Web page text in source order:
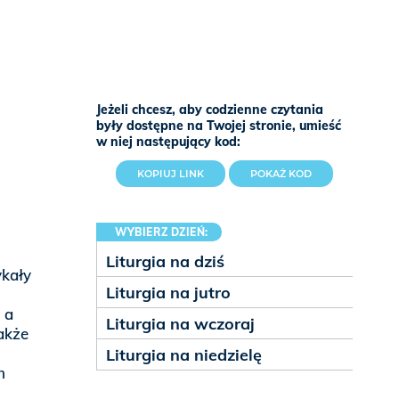
a
Jeżeli chcesz, aby codzienne czytania
były dostępne na Twojej stronie, umieść
w niej następujący kod:
KOPIUJ LINK POKAŻ KOD
WYBIERZ DZIEŃ:
Liturgia na dziś
Liturgia na jutro
Liturgia na wczoraj
Liturgia na niedzielę